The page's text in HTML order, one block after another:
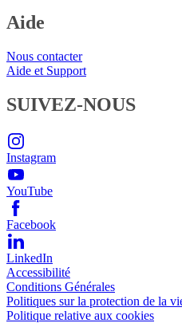
Aide
Nous contacter
Aide et Support
SUIVEZ-NOUS
Instagram
YouTube
Facebook
LinkedIn
Accessibilité
Conditions Générales
Politiques sur la protection de la
Politique relative aux cookies